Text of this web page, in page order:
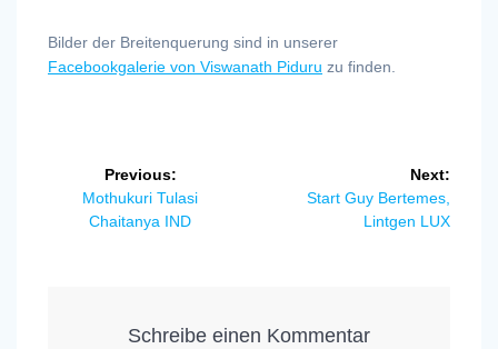
Bilder der Breitenquerung sind in unserer
Facebookgalerie von Viswanath Piduru zu finden.
Beitragsnavigation
Previous:
Previous
post:
Mothukuri Tulasi
Chaitanya IND
Next:
Next
Start Guy Bertemes,
Lintgen LUX
Schreibe einen Kommentar